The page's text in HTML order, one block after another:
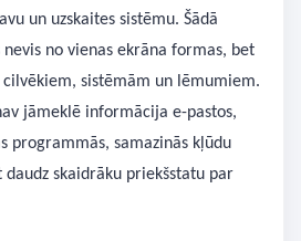
un uzskaites sistēmu. Šādā
no vienas ekrāna formas, bet
sistēmām un lēmumiem.
jāmeklē informācija e-pastos,
programmās, samazinās kļūdu
daudz skaidrāku priekšstatu par